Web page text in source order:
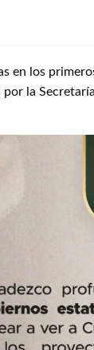
en los
la